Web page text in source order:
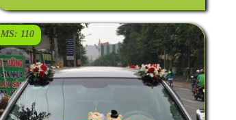
MS: 110